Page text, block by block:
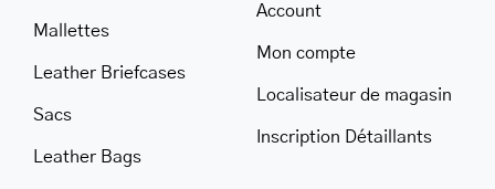
Mallettes
Leather Briefcases
Sacs
Leather Bags
Account
Mon compte
Localisateur de magasin
Inscription Détaillants